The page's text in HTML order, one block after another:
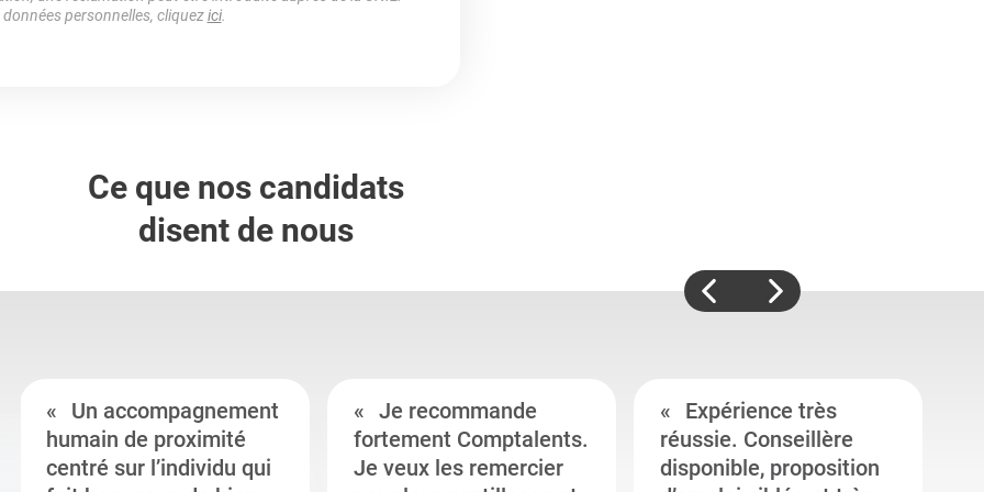
personnelles, cliquezici.
Ce que nos candidats
disent de nous
Un accompagnement
humain de proximité
centré sur l’individu qui
Je recommande
fortement Comptalents.
Je veux les remercier
Expérience très
réussie. Conseillère
disponible, proposition